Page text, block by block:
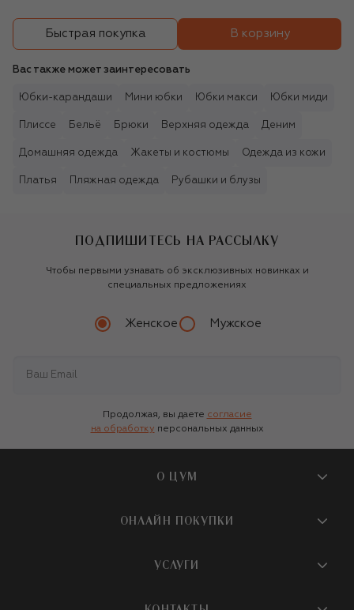
Быстрая покупка В корзину
Вас также может заинтересовать
Юбки-карандаши Мини юбки Юбки макси Юбки миди
Плиссе Бельё Брюки Верхняя одежда Деним
Домашняя одежда Жакеты и костюмы Одежда из кожи
Платья Пляжная одежда Рубашки и блузы
ПОДПИШИТЕСЬ НА РАССЫЛКУ
Чтобы первыми узнавать об эксклюзивных новинках и
специальных предложениях
Женское Мужское
Продолжая, вы даете согласие
на обработку персональных данных
О ЦУМ
О магазине
Бутики и ПВЗ ЦУМ
ОНЛАЙН ПОКУПКИ
УСЛУГИ